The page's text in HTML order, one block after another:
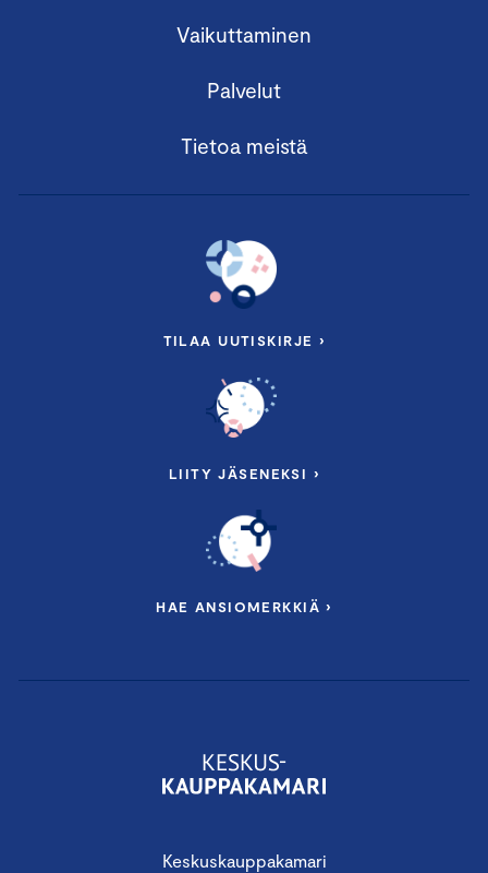
Keskuskauppakamari
Vaikuttaminen
Palvelut
Tietoa meistä
TILAA UUTISKIRJE ›
LIITY JÄSENEKSI ›
HAE ANSIOMERKKIÄ ›